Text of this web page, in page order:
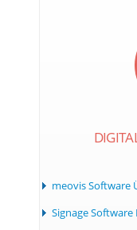
meovis Software
Signage